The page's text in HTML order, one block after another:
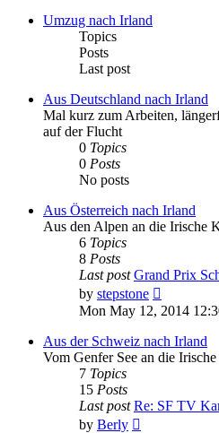
Umzug nach Irland
Topics
Posts
Last post
Aus Deutschland nach Irland
Mal kurz zum Arbeiten,
auf der Flucht
0 Topics
0 Posts
No posts
Aus Österreich nach Irland
Aus den Alpen an die Irische
6 Topics
8 Posts
Last post Grand Prix
by stepstone
the
post
Mon May 12, 2014
Aus der Schweiz nach Irland
Vom Genfer See an die Irische
7 Topics
15 Posts
Last post Re: SF TV
by Berly